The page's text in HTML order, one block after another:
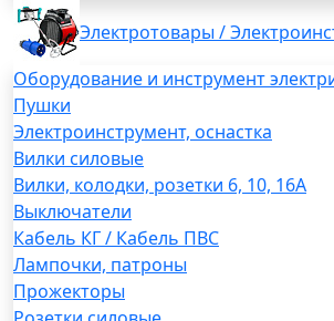
Электротовары /
Оборудование и инструмент
Пушки
Электроинструмент, оснастка
Вилки силовые
Вилки, колодки, розетки 6, 10, 16А
Выключатели
Кабель КГ / Кабель ПВС
Лампочки, патроны
Прожекторы